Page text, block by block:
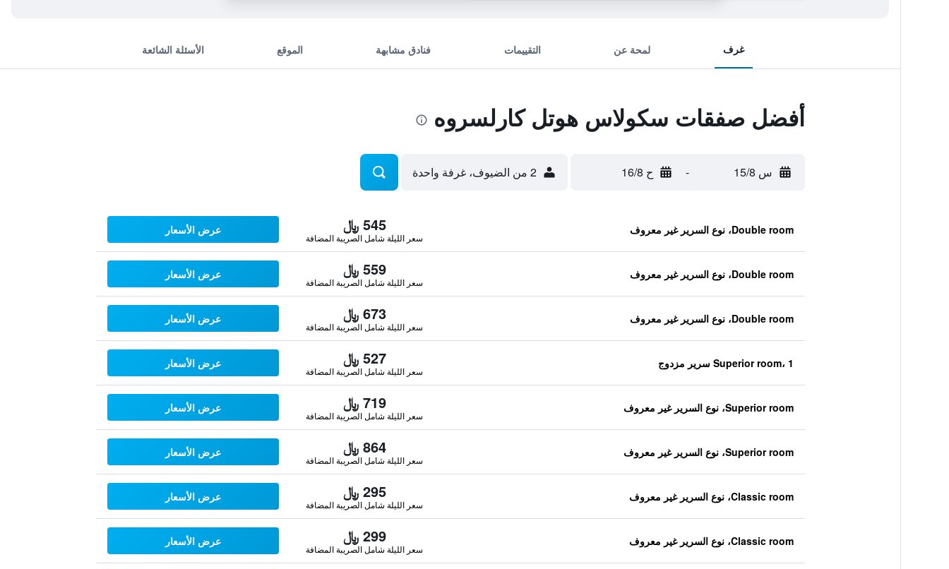
غرف لمحة عن التقييمات فنادق مشابهة الموقع الأسئلة الشائعة
أفضل صفقات سكولاس هوتل كارلسروه
س 15/8 - ح 16/8 2 من الضيوف، غرفة واحدة
Double room، نوع السرير غير معروف 545 ﷼
سعر الليلة شامل الصريبة المضافة
عرض الأسعار
Double room، نوع السرير غير معروف 559 ﷼
سعر الليلة شامل الصريبة المضافة
عرض الأسعار
Double room، نوع السرير غير معروف 673 ﷼
سعر الليلة شامل الصريبة المضافة
عرض الأسعار
Superior room، 1 سرير مزدوج 527 ﷼
سعر الليلة شامل الصريبة المضافة
عرض الأسعار
Superior room، نوع السرير غير معروف 719 ﷼
سعر الليلة شامل الصريبة المضافة
عرض الأسعار
Superior room، نوع السرير غير معروف 864 ﷼
سعر الليلة شامل الصريبة المضافة
عرض الأسعار
Classic room، نوع السرير غير معروف 295 ﷼
سعر الليلة شامل الصريبة المضافة
عرض الأسعار
Classic room، نوع السرير غير معروف 299 ﷼
سعر الليلة شامل الصريبة المضافة
عرض الأسعار